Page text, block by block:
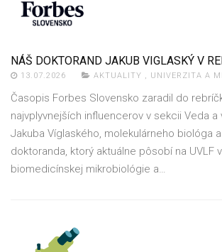
NÁŠ DOKTORAND JAKUB VIGLASKÝ V
13.07.2026 AKTUALITY , UNIVERZITA A
Časopis Forbes Slovensko zaradil do
najvplyvnejších influencerov v sekcii Veda a
Jakuba Víglaského, molekulárneho biológa
doktoranda, ktorý aktuálne pôsobí na UVLF
biomedicínskej mikrobiológie a…